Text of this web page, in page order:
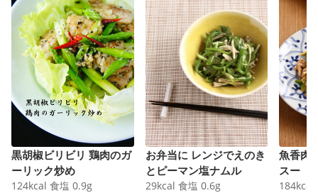
黒胡椒ビリビリ 鶏肉のガ
ーリック炒め
124kcal 食塩 0.9g
お弁当に レンジでえのき
とピーマン塩ナムル
29kcal 食塩 0.6g
魚香肉
スー
184kcal